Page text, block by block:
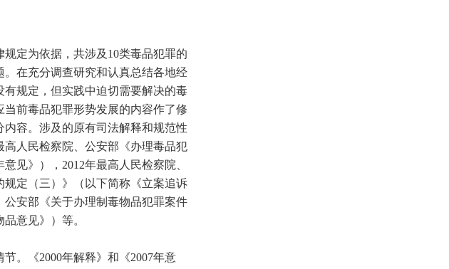
定为依据，共涉及10类毒品犯罪的
在充分调查研究和认真总结各地经
规定，但实践中迫切需要解决的毒
前毒品犯罪形势发展的内容作了修
容。涉及的原有司法解释和规范性
高人民检察院、公安部《办理毒品犯
见》），2012年最高人民检察院、
定（三）》（以下简称《立案追诉
安部《关于办理制毒物品犯罪案件
意见》）等。
。《2000年解释》和《2007年意